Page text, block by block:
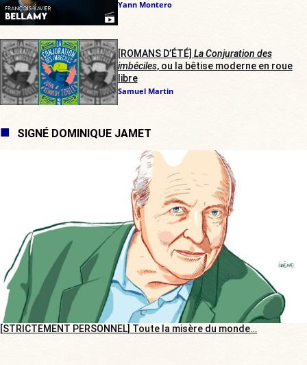
Yann Montero
[ROMANS D’ÉTÉ] La Conjuration des
imbéciles, ou la bêtise moderne en roue
libre
Samuel Martin
SIGNÉ DOMINIQUE JAMET
[STRICTEMENT PERSONNEL] Toute la misère du monde…